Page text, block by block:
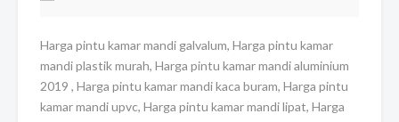
Harga pintu kamar mandi galvalum, Harga pintu kamar
mandi plastik murah, Harga pintu kamar mandi aluminium
2019 , Harga pintu kamar mandi kaca buram, Harga pintu
kamar mandi upvc, Harga pintu kamar mandi lipat, Harga